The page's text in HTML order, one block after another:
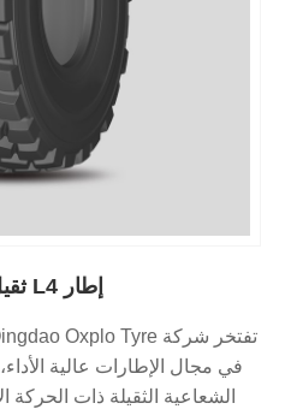
إطار L4 ثقيل متحرك للأرض - شعاعي
في مجال الإطارات عالية